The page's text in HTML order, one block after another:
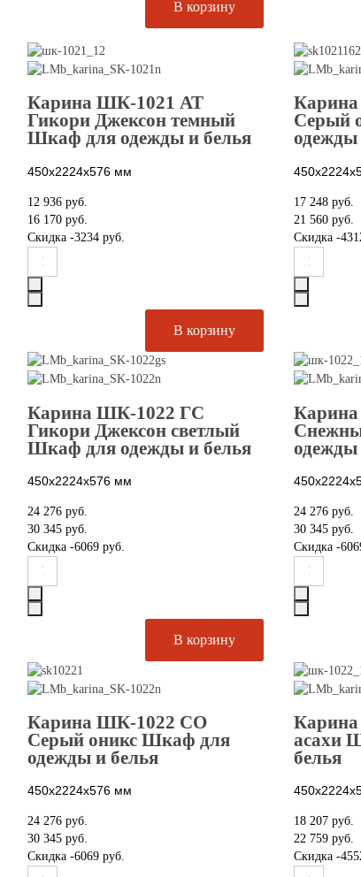
Карина ШК-1021 АТ
Гикори Джексон темный
Шкаф для одежды и белья
450х2224х576 мм
12 936 руб.
16 170 руб.
Скидка -3234 руб.
Серый
одежды
17 248 руб.
21 560 руб.
Скидка -
Карина ШК-1022 ГС
Гикори Джексон светлый
Шкаф для одежды и белья
450х2224х576 мм
24 276 руб.
30 345 руб.
Скидка -6069 руб.
одежды
24 276 руб.
30 345 руб.
Скидка -
Карина ШК-1022 СО
Серый оникс Шкаф для
одежды и белья
450х2224х576 мм
24 276 руб.
30 345 руб.
Скидка -6069 руб.
асахи
белья
18 207 руб.
22 759 руб.
Скидка -